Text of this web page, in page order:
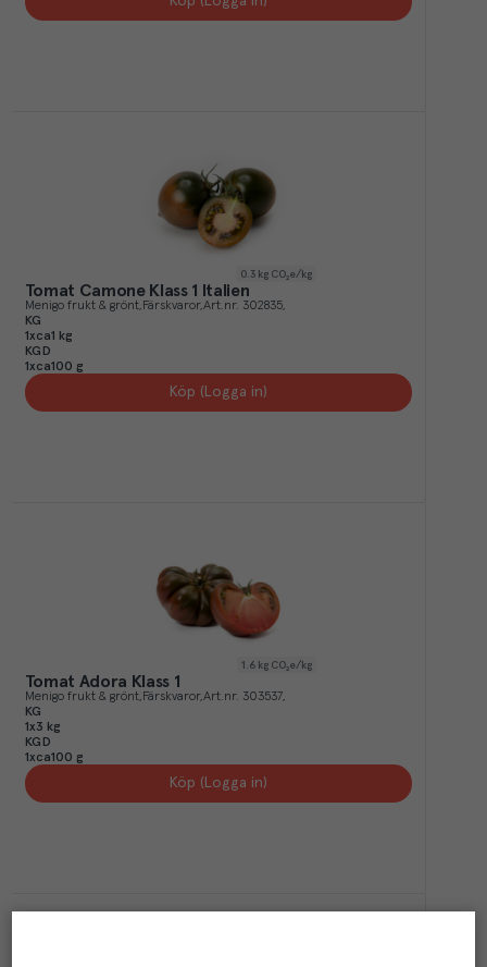
0.3 kg CO₂e/kg
Tomat Camone Klass 1 Italien
Menigo frukt & grönt Färskvaror Art.nr. 302835
KG
1xca1 kg
KGD
1xca100 g
Köp (Logga in)
1.6 kg CO₂e/kg
Tomat Adora Klass 1
Menigo frukt & grönt Färskvaror Art.nr. 303537
KG
1x3 kg
KGD
1xca100 g
Köp (Logga in)